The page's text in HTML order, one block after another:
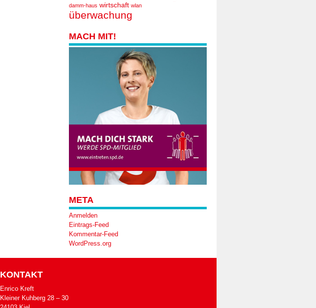
damm-haus wirtschaft wlan
überwachung
MACH MIT!
META
Anmelden
Eintrags-Feed
Kommentar-Feed
WordPress.org
KONTAKT
Enrico Kreft
Klei­ner Kuh­berg 28 – 30